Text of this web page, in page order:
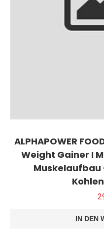
ALPHAPOWER
Weight Gainer I
Muskelaufbau
IN DEN